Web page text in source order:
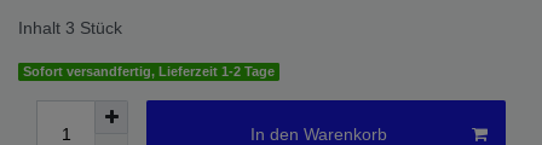
Inhalt 3 Stück
Sofort versandfertig, Lieferzeit 1-2 Tage
In den Warenkorb